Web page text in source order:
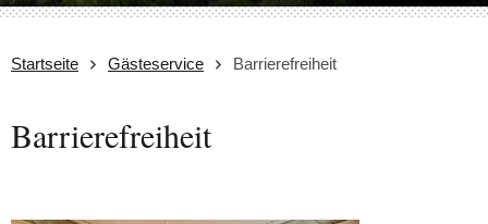
Startseite Gästeservice Barrierefreiheit
Barrierefreiheit